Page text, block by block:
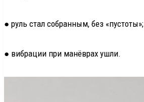
● руль стал собранным, без «пустоты»;
● вибрации при манёврах ушли.